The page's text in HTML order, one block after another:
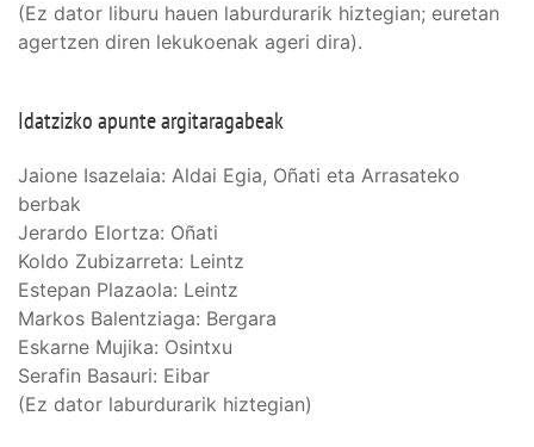
(Ez dator liburu hauen laburdurarik hiztegian; euretan
agertzen diren lekukoenak ageri dira).
Idatzizko apunte argitaragabeak
Jaione Isazelaia: Aldai Egia, Oñati eta Arrasateko
berbak
Jerardo Elortza: Oñati
Koldo Zubizarreta: Leintz
Estepan Plazaola: Leintz
Markos Balentziaga: Bergara
Eskarne Mujika: Osintxu
Serafin Basauri: Eibar
(Ez dator laburdurarik hiztegian)